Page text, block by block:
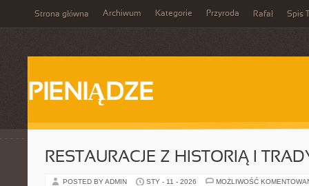
Strona główna Archiwum Kategorie Przyroda Rafał Spis
PIENIĄDZE
RESTAURACJE Z HISTORIĄ I
POSTED BY ADMIN STY - 11 - 2026 MOŻLIWOŚĆ